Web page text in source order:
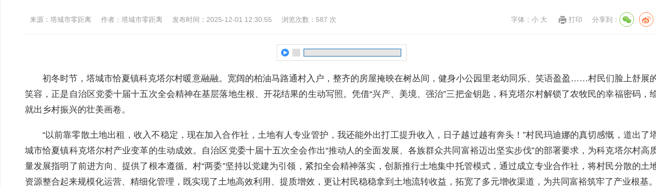
来源：塔城市零距离 作者：塔城市零距离 发布时间：2025-12-01 12:30:55 浏览次数： 587 次 字体： 小 大 打印 分享到：
初冬时节，塔城市恰夏镇科克塔尔村暖意融融。宽阔的柏油马路通村入户，整齐的房屋掩映在树丛间，健身小公园里老幼同乐、笑语盈盈……村民们脸上舒展
笑容，正是自治区党委十届十五次全会精神在基层落地生根、开花结果的生动写照。凭借“兴产、美境、强治”三把金钥匙，科克塔尔村解锁了农牧民的幸福密码，
就出乡村振兴的壮美画卷。
“以前靠零散土地出租，收入不稳定，现在加入合作社，土地有人专业管护，我还能外出打工提升收入，日子越过越有奔头！”村民玛迪娜的真切感慨，道出了
城市恰夏镇科克塔尔村产业变革的生动成效。自治区党委十届十五次全会作出“推动人的全面发展、各族群众共同富裕迈出坚实步伐”的部署要求，为科克塔尔村高
量发展指明了前进方向、提供了根本遵循。村“两委”坚持以党建为引领，紧扣全会精神落实，创新推行土地集中托管模式，通过成立专业合作社，将村民分散的土
资源整合起来规模化运营、精细化管理，既实现了土地高效利用、提质增效，更让村民稳稳拿到土地流转收益，拓宽了多元增收渠道，为共同富裕筑牢了产业根基